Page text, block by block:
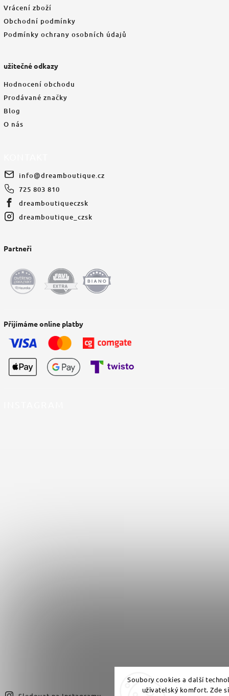
Soubory cookies a další
uživatelský komfort. Zde
Vrácení zboží
Obchodní podmínky
Podmínky ochrany osobních údajů
užitečné odkazy
Hodnocení obchodu
Prodávané značky
Blog
O nás
info@dreamboutique.cz
725 803 810
dreamboutiqueczsk
dreamboutique_czsk
Partneři
Přijímáme online platby